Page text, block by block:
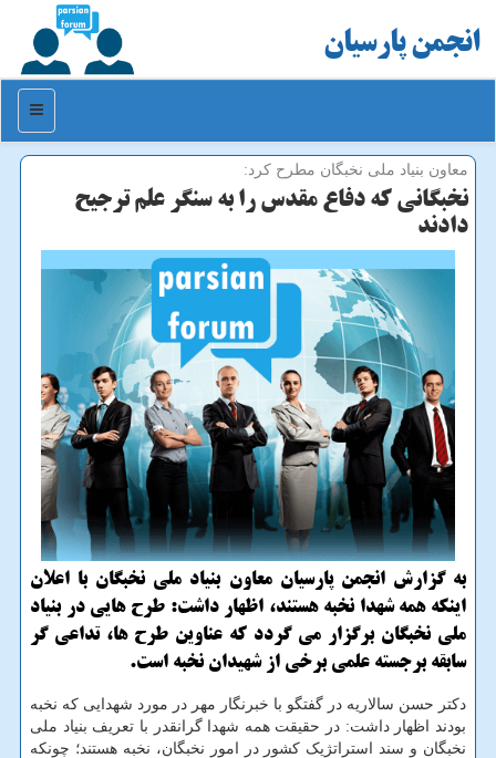
انجمن پارسیان
منو
معاون بنیاد ملی نخبگان مطرح كرد:
نخبگانی كه دفاع مقدس را به سنگر علم ترجیح
دادند
به گزارش انجمن پارسیان معاون بنیاد ملی نخبگان با اعلان
اینكه همه شهدا نخبه هستند، اظهار داشت: طرح هایی در بنیاد
ملی نخبگان برگزار می گردد كه عناوین طرح ها، تداعی گر
سابقه برجسته علمی برخی از شهیدان نخبه است.
دکتر حسن سالاریه در گفتگو با خبرنگار مهر در مورد شهدایی که نخبه
بودند اظهار داشت: در حقیقت همه شهدا گرانقدر با تعریف بنیاد ملی
نخبگان و سند استراتژیک کشور در امور نخبگان، نخبه هستند؛ چونکه